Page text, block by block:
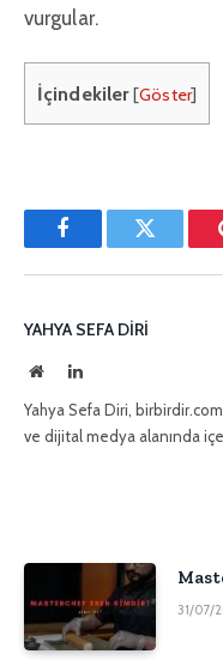
vurgular.
İçindekiler [Göster]
FacebookTwitter
YAHYA SEFA DIRI
İnternetLinkedIn
Yahya Sefa Diri,
ve dijital medya alanında
31/07/